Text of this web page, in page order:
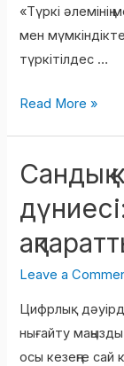
«Түркі әлемінің
мен
түркітілдес …
Read More »
Сандық
Leave a
Цифрлық
нығайту
осы кезеңге сай
Сандық
кеңістіктегі
Түркі
дүниесі:
Бірыңғай
платформа